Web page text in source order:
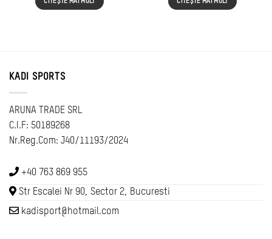
KADI SPORTS
ARUNA TRADE SRL
C.I.F: 50189268
Nr.Reg.Com: J40/11193/2024
+40 763 869 955
Str Escalei Nr 90, Sector 2, Bucuresti
kadisport@hotmail.com